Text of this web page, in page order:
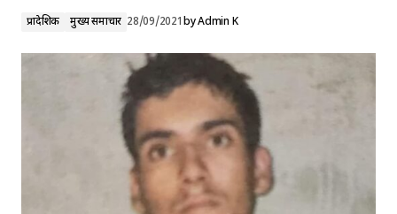
प्रादेशिक मुख्य समाचार 28/09/2021byAdmin K